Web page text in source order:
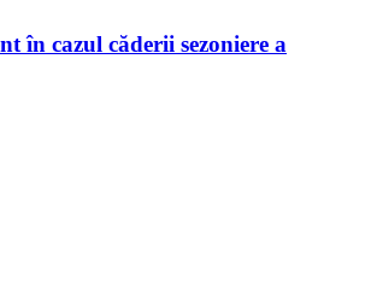
în cazul căderii sezoniere a